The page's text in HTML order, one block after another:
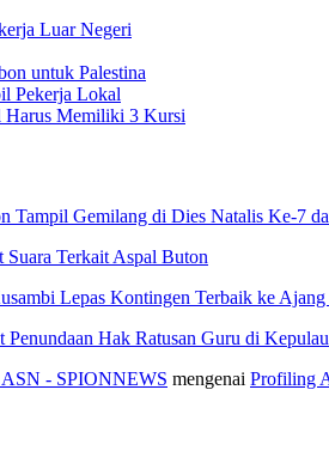
Luar Negeri
untuk Palestina
Pekerja Lokal
Harus Memiliki 3 Kursi
Tampil Gemilang di Dies Natalis Ke-7
Terkait Aspal Buton
Lepas Kontingen Terbaik ke
Hak Ratusan Guru di
ASN - SPIONNEWS mengenai Profiling